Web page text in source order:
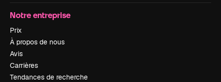
Notre entreprise
Prix
À propos de nous
Avis
Carrières
Tendances de recherche